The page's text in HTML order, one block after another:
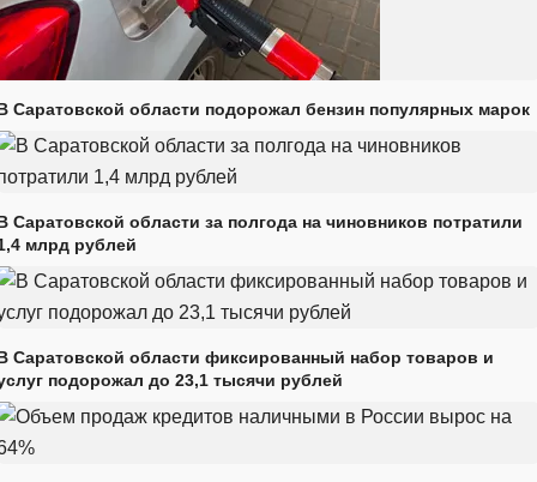
Саратовской области подорожал бензин популярных марок
Саратовской области за полгода на чиновников потратили
млрд рублей
Саратовской области фиксированный набор товаров и
подорожал до 23,1 тысячи рублей